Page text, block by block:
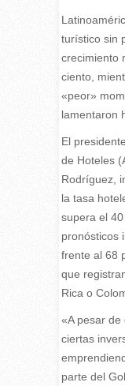
turístico sin
crecimiento
ciento,
«peor»
lamentaron
El
de Hoteles
Rodríguez,
la tasa
supera el
pronósticos
frente al 68
que
Rica o
«A pesar de
ciertas
parte del